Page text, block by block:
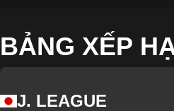
BẢNG XẾP
J. LEAGUE